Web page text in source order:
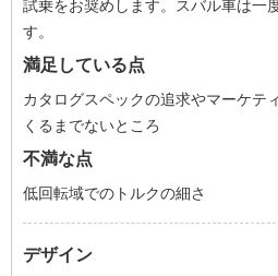
試乗をお奨めします。スバル車は一
す。
満足している点
カタログスペックの追求やマーケテ
くるまでないところ
不満な点
低回転域でのトルクの細さ
デザイン